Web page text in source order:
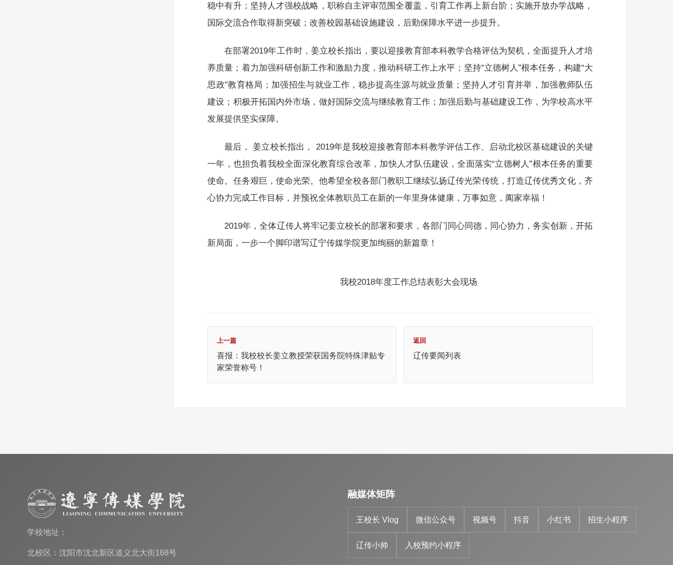
稳中有升；坚持人才强校战略，职称自主评审范围全覆盖，引育工作再上新台阶；实施开放办学战略，
国际交流合作取得新突破；改善校园基础设施建设，后勤保障水平进一步提升。
在部署2019年工作时，姜立校长指出，要以迎接教育部本科教学合格评估为契机，全面提升人才培
养质量；着力加强科研创新工作和激励力度，推动科研工作上水平；坚持“立德树人”根本任务，构建“大
思政”教育格局；加强招生与就业工作，稳步提高生源与就业质量；坚持人才引育并举，加强教师队伍
建设；积极开拓国内外市场，做好国际交流与继续教育工作；加强后勤与基础建设工作，为学校高水平
发展提供坚实保障。
最后， 姜立校长指出， 2019年是我校迎接教育部本科教学评估工作、启动北校区基础建设的关键
一年，也担负着我校全面深化教育综合改革，加快人才队伍建设，全面落实“立德树人”根本任务的重要
使命。任务艰巨，使命光荣。他希望全校各部门教职工继续弘扬辽传光荣传统，打造辽传优秀文化，齐
心协力完成工作目标，并预祝全体教职员工在新的一年里身体健康，万事如意，阖家幸福！
2019年，全体辽传人将牢记姜立校长的部署和要求，各部门同心同德，同心协力，务实创新，开拓
新局面，一步一个脚印谱写辽宁传媒学院更加绚丽的新篇章！
我校2018年度工作总结表彰大会现场
上一篇
喜报：我校校长姜立教授荣获国务院特殊津贴专
家荣誉称号！
返回
辽传要闻列表
学校地址：
北校区：沈阳市沈北新区道义北大街168号
融媒体矩阵
王校长 Vlog 微信公众号 视频号 抖音 小红书 招生小程序
辽传小帅 入校预约小程序